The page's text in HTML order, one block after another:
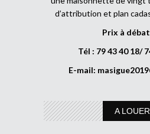
d’attribution et plan
Prix à
Tél : 79 43 40 18/
E-mail:
A LOUER